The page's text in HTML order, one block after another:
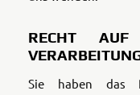
RECHT AUF
Sie haben das